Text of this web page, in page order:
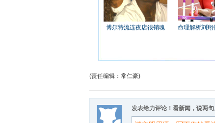
博尔特流连夜店很销魂 命理解析刘翔
(责任编辑：常仁豪)
发表给力评论！看新闻，说两句